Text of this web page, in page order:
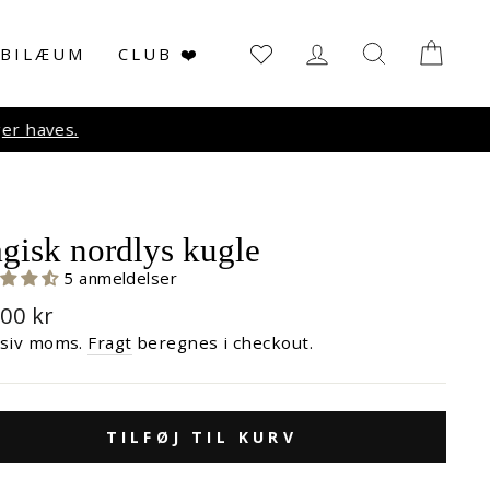
CLUB ❤️ LOG INSØG
haves.
nordlys kugle
5 anmeldelser
kr
moms. Fragt beregnes i checkout.
TILFØJ TIL KURV